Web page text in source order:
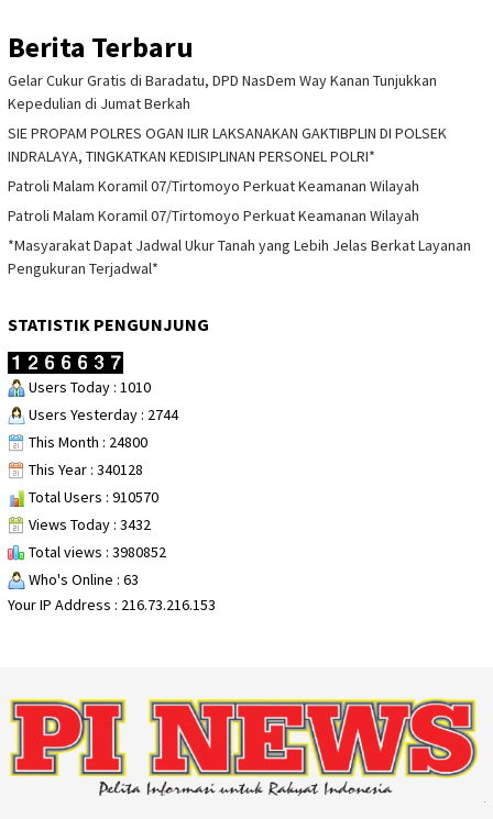
Berita Terbaru
Gelar Cukur Gratis di Baradatu, DPD NasDem Way Kanan Tunjukkan
Kepedulian di Jumat Berkah
SIE PROPAM POLRES OGAN ILIR LAKSANAKAN GAKTIBPLIN DI POLSEK
INDRALAYA, TINGKATKAN KEDISIPLINAN PERSONEL POLRI*
Patroli Malam Koramil 07/Tirtomoyo Perkuat Keamanan Wilayah
Patroli Malam Koramil 07/Tirtomoyo Perkuat Keamanan Wilayah
*Masyarakat Dapat Jadwal Ukur Tanah yang Lebih Jelas Berkat Layanan
Pengukuran Terjadwal*
STATISTIK PENGUNJUNG
Users Today : 1010
Users Yesterday : 2744
This Month : 24800
This Year : 340128
Total Users : 910570
Views Today : 3432
Total views : 3980852
Who's Online : 63
Your IP Address : 216.73.216.153